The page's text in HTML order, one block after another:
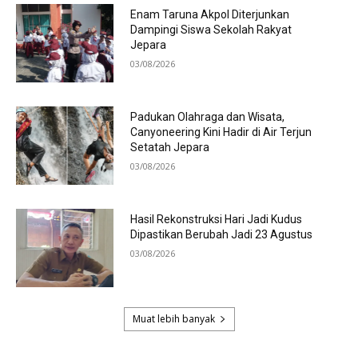
Enam Taruna Akpol Diterjunkan
Dampingi Siswa Sekolah Rakyat
Jepara
03/08/2026
Padukan Olahraga dan Wisata,
Canyoneering Kini Hadir di Air Terjun
Setatah Jepara
03/08/2026
Hasil Rekonstruksi Hari Jadi Kudus
Dipastikan Berubah Jadi 23 Agustus
03/08/2026
Muat lebih banyak